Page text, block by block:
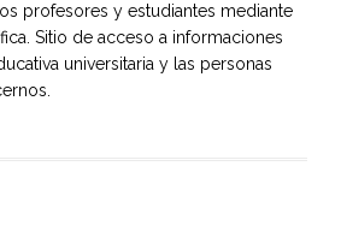
profesores y estudiantes mediante
Sitio de acceso a informaciones
universitaria y las personas